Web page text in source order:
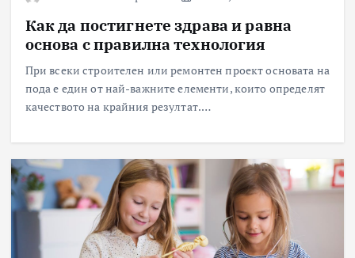
Как да постигнете здрава и равна
основа с правилна технология
При всеки строителен или ремонтен проект основата на
пода е един от най-важните елементи, които определят
качеството на крайния резултат.…